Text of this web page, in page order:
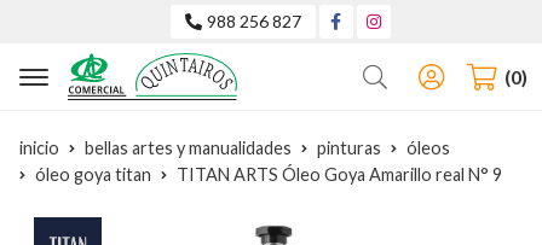
988 256 827
Buscar 0
inicio bellas artes y manualidades pinturas
óleos
óleo goya titan
TITAN ARTS Óleo Goya Amarillo real N° 9